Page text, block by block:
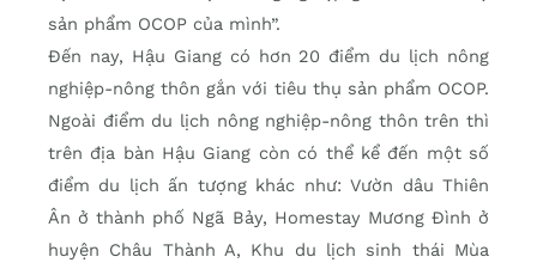
sản phẩm OCOP của mình”.
Đến nay, Hậu Giang có hơn 20 điểm du lịch nông
nghiệp-nông thôn gắn với tiêu thụ sản phẩm OCOP.
Ngoài điểm du lịch nông nghiệp-nông thôn trên thì
trên địa bàn Hậu Giang còn có thể kể đến một số
điểm du lịch ấn tượng khác như: Vườn dâu Thiên
Ân ở thành phố Ngã Bảy, Homestay Mương Đình ở
huyện Châu Thành A, Khu du lịch sinh thái Mùa